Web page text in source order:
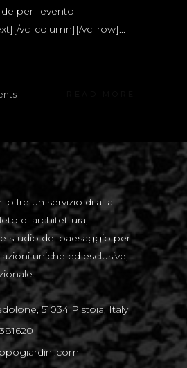
per l'evento
vc_column][/vc_row]...
offre un servizio di alta
di architettura,
studio del paesaggio per
uniche ed esclusive,
51034 Pistoia, Italy